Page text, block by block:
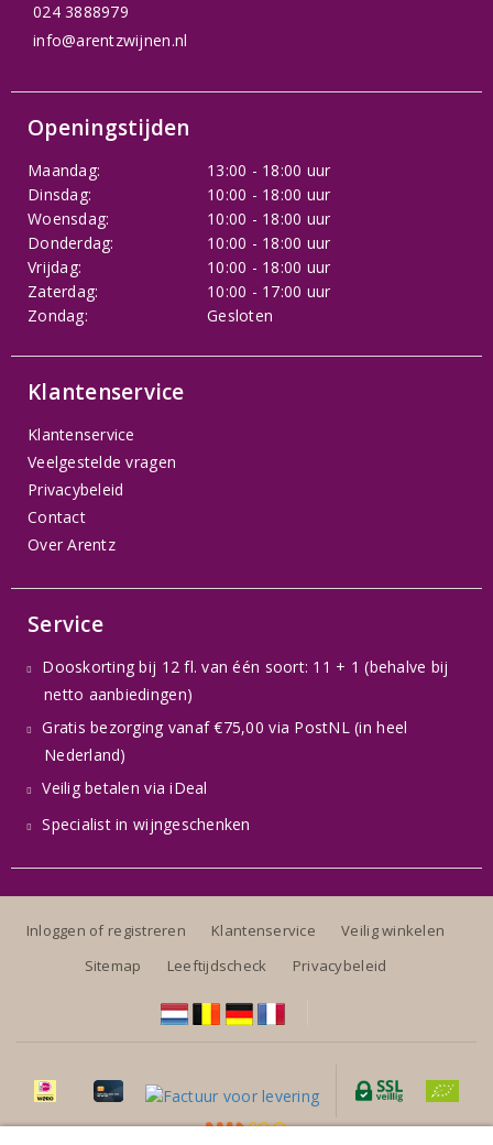
024 3888979
info@arentzwijnen.nl
Openingstijden
Maandag:
13:00 - 18:00 uur
Dinsdag:
10:00 - 18:00 uur
Woensdag:
10:00 - 18:00 uur
Donderdag:
10:00 - 18:00 uur
Vrijdag:
10:00 - 18:00 uur
Zaterdag:
10:00 - 17:00 uur
Zondag:
Gesloten
Klantenservice
Klantenservice
Veelgestelde vragen
Privacybeleid
Contact
Over Arentz
Service
Dooskorting bij 12 fl. van één soort: 11 + 1 (behalve bij
netto aanbiedingen)
Gratis bezorging vanaf €75,00 via PostNL (in heel
Nederland)
Veilig betalen via iDeal
Specialist in wijngeschenken
Inloggen of registreren Klantenservice
Veilig winkelen
Sitemap
Leeftijdscheck Privacybeleid